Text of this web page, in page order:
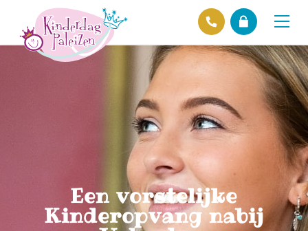
Een vorstelijke
Kinderopvang nabij